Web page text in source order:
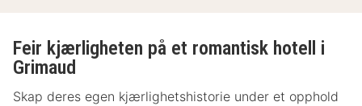
Feir kjærligheten på et romantisk hotell i
Grimaud
Skap deres egen kjærlighetshistorie under et opphold